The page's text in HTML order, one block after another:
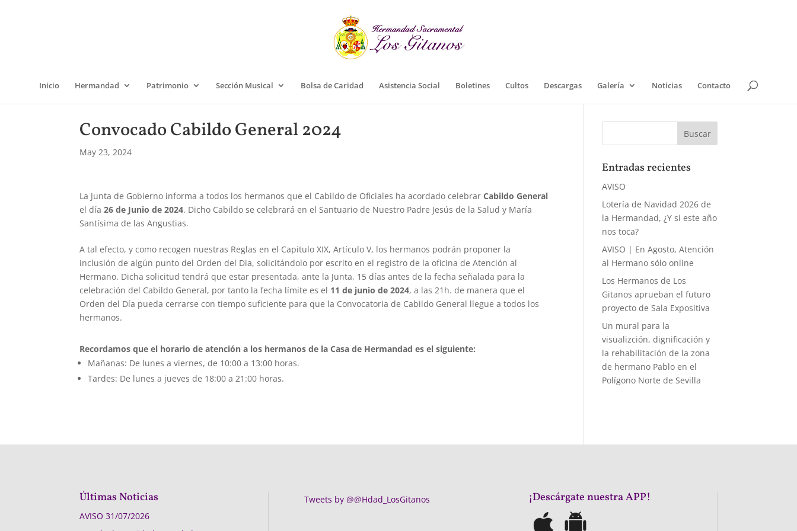
Inicio Hermandad Patrimonio Sección Musical Bolsa de Caridad Asistencia Social Boletines Cultos Descargas Galería Noticias Contacto
Convocado Cabildo General 2024
May 23, 2024
La Junta de Gobierno informa a todos los hermanos que el Cabildo de Oficiales ha acordado celebrarCabildo General
el día26 de Junio de 2024. Dicho Cabildo se celebrará en el Santuario de Nuestro Padre Jesús de la Salud y María
Santísima de las Angustias.
A tal efecto, y como recogen nuestras Reglas en el Capitulo XIX, Artículo V, los hermanos podrán proponer la
inclusión de algún punto del Orden del Dia, solicitándolo por escrito en el registro de la oficina de Atención al
Hermano. Dicha solicitud tendrá que estar presentada, ante la Junta, 15 días antes de la fecha señalada para la
celebración del Cabildo General, por tanto la fecha límite es el 11 de junio de 2024, a las 21h. de manera que el
Orden del Día pueda cerrarse con tiempo suficiente para que la Convocatoria de Cabildo General llegue a todos los
hermanos.
Recordamos que el horario de atención a los hermanos de la Casa de Hermandad es el siguiente:
Mañanas: De lunes a viernes, de 10:00 a 13:00 horas.
Tardes: De lunes a jueves de 18:00 a 21:00 horas.
Entradas recientes
AVISO
Lotería de Navidad 2026 de
la Hermandad, ¿Y si este año
nos toca?
AVISO | En Agosto, Atención
al Hermano sólo online
Los Hermanos de Los
Gitanos aprueban el futuro
proyecto de Sala Expositiva
Un mural para la
visualizción, dignificación y
la rehabilitación de la zona
de hermano Pablo en el
Polígono Norte de Sevilla
Últimas Noticias
AVISO 31/07/2026
Tweets by @@Hdad_LosGitanos ¡Descárgate nuestra APP!